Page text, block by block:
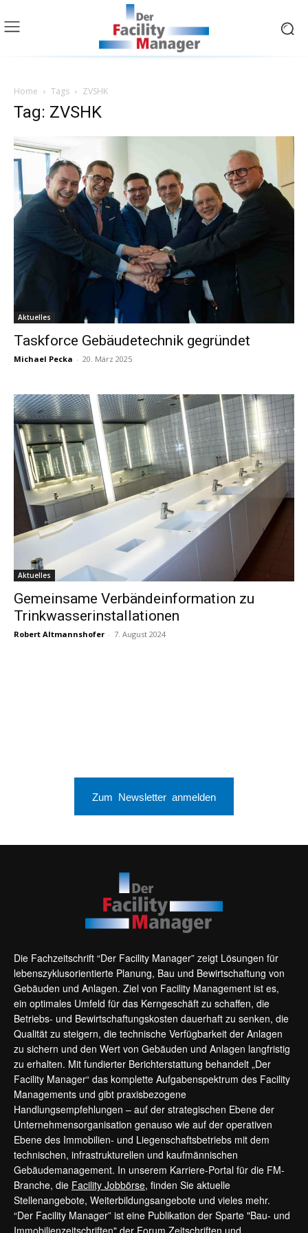
Home Tags ZVSHK
Tag: ZVSHK
Aktuelles
Taskforce Gebäudetechnik gegründet
Michael Pecka - 20. März 2025
Aktuelles
Gemeinsame Verbändeinformation zu
Trinkwasserinstallationen
Robert Altmannshofer - 7. August 2024
Zum Newsletter anmelden
Die Fachzeitschrift “Der Facility Manager” zeigt Lösungen für
lebenszyklusorientierte Planung, Bau und Bewirtschaftung von
Gebäuden und Anlagen. Ziel von Facility Management ist es,
ein optimales Umfeld für das Kerngeschäft zu schaffen, die
Betriebs- und Bewirtschaftungskosten dauerhaft zu senken, die
Qualität zu steigern, die technische Verfügbarkeit der Anlagen
zu sichern und den Wert von Gebäuden und Anlagen langfristig
zu erhalten. Mit fundierter Berichterstattung behandelt „Der
Facility Manager“ das komplette Aufgabenspektrum des Facility
Managements und gibt praxisbezogene
Handlungsempfehlungen – auf der strategischen Ebene der
Unternehmensorganisation genauso wie auf der operativen
Ebene des Immobilien- und Liegenschaftsbetriebs mit dem
technischen, infrastrukturellen und kaufmännischen
Gebäudemanagement. In unserem Karriere-Portal für die FM-
Branche, die Facility Jobbörse, finden Sie aktuelle
Stellenangebote, Weiterbildungsangebote und vieles mehr.
“Der Facility Manager” ist eine Publikation der Sparte "Bau- und